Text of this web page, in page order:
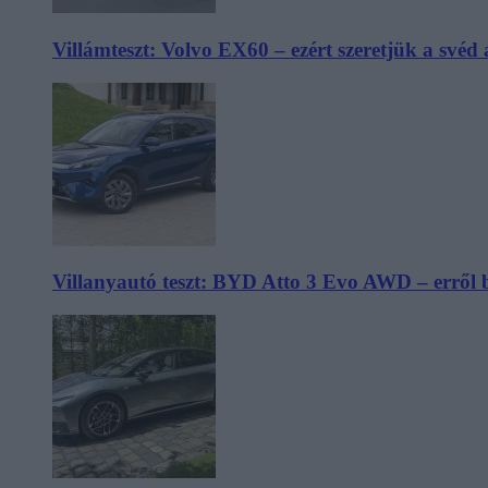
Villámteszt: Volvo EX60 – ezért szeretjük a svéd
Villanyautó teszt: BYD Atto 3 Evo AWD – erről